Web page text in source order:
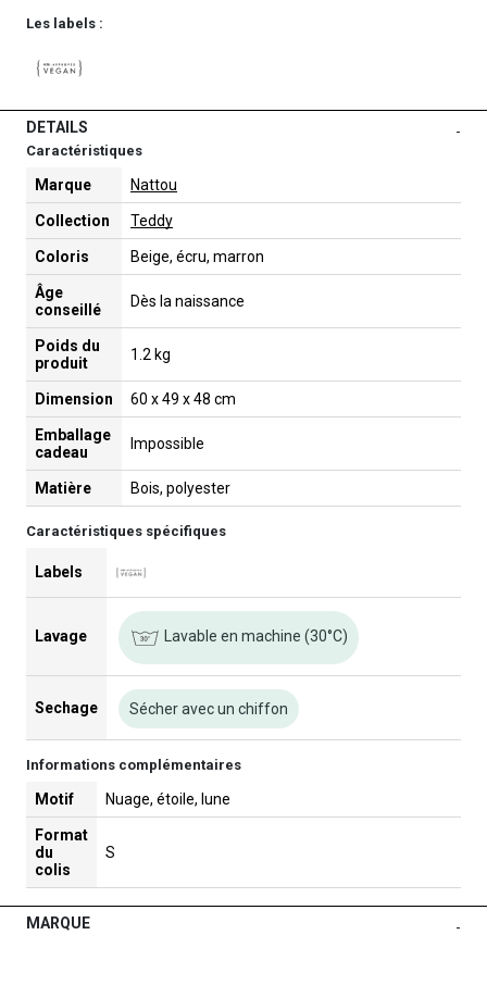
Les labels :
DETAILS -
Caractéristiques
Marque Nattou
Collection Teddy
Coloris Beige, écru, marron
Âge
conseillé
Dès la naissance
Poids du
produit
1.2 kg
Dimension 60 x 49 x 48 cm
Emballage
cadeau
Impossible
Matière Bois, polyester
Caractéristiques spécifiques
Labels
Lavage Lavable en machine (30°C)
Sechage Sécher avec un chiffon
Informations complémentaires
Motif Nuage, étoile, lune
Format
du
colis
S
MARQUE -